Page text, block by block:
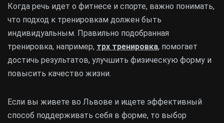
Когда речь идет о фитнесе и спорте, важно понимать,
что подход к тренировкам должен быть
индивидуальным. Правильно подобранная
тренировка, например, трх тренировка, помогает
достичь результатов, улучшить физическую форму и
повысить качество жизни.
Если вы живете во Львове и ищете эффективный
способ поддерживать себя в форме, то выбор